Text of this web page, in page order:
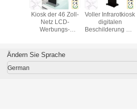
Kiosk der 46 Zoll-
Netz LCD-
Werbungs-
Flughafen-Station
Voller Infrarotkiosk
digitalen
Beschilderung HD
500G
Ändern Sie Sprache
German